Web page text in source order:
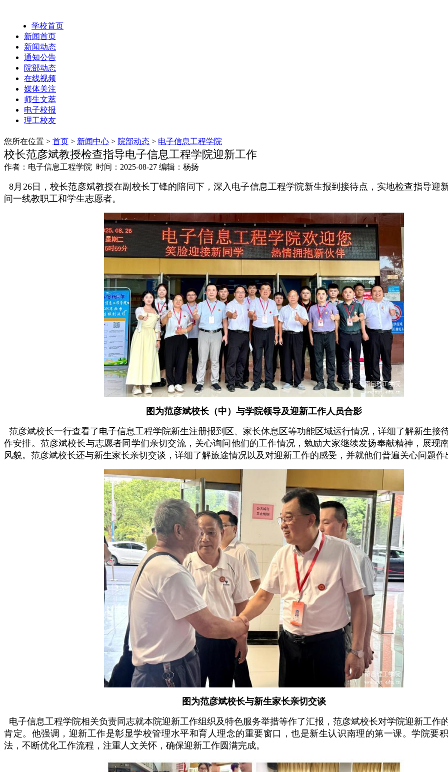
学校首页
新闻首页
新闻动态
通知公告
院部动态
在线视频
媒体关注
师生文萃
电子校报
理工校友
您所在位置 > 首页 > 新闻中心 > 院部动态 > 电子信息工程学院
校长范彦斌教授检查指导电子信息工程学院迎新工作
作者：电子信息工程学院 时间：2025-08-27 编辑：杨扬
8月26日，校长范彦斌教授在副校长丁锋的陪同下，深入电子信息工程学院新生报到接待点，实地检查指导迎
问一线教职工和学生志愿者。
图为范彦斌校长（中）与学院领导及迎新工作人员合影
范彦斌校长一行查看了电子信息工程学院新生注册报到区、家长休息区等功能区域运行情况，详细了解新生接
作安排。 范彦斌校长与志愿者同学们亲切交流，关心询问他们的工作情况，勉励大家继续发扬奉献精神，展现
风貌。范彦斌校长还与新生家长亲切交谈，详细了解旅途情况以及对迎新工作的感受，并就他们普遍关心问题作
图为范彦斌校长与新生家长亲切交谈
电子信息工程学院相关负责同志就本院迎新工作组织及特色服务举措等作了汇报，范彦斌校长对学院迎新工作
肯定。 他强调，迎新工作是彰显学校管理水平和育人理念的重要窗口，也是新生认识南理的第一课。学院要
法，不断优化工作流程，注重人文关怀，确保迎新工作圆满完成。